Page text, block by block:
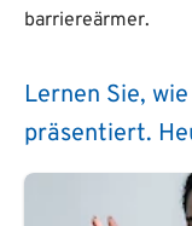
barriereärmer.
Lernen Sie,
präsentiert.